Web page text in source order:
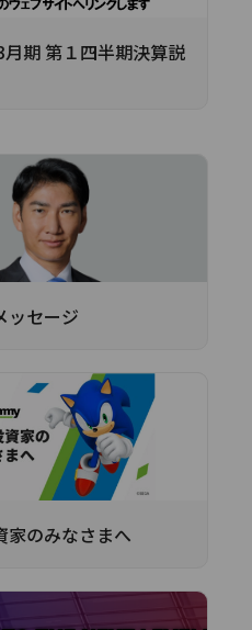
期 第１四半期決算説
ッセージ
家のみなさまへ